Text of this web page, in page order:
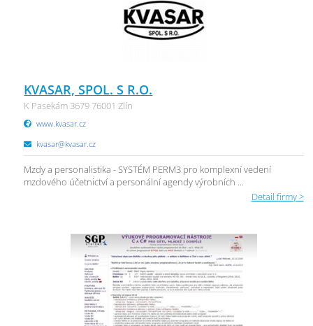
KVASAR, SPOL. S R.O.
K Pasekám 3679 76001 Zlín
www.kvasar.cz
kvasar@kvasar.cz
Mzdy a personalistika - SYSTÉM PERM3 pro komplexní vedení
mzdového účetnictví a personální agendy výrobních ...
Detail firmy >